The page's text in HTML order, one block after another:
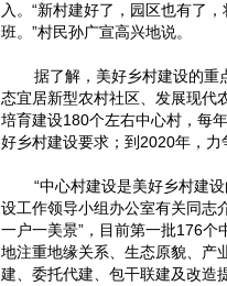
入。“新村建好了，园区也有了
班。”村民孙广宣高兴地说。
据了解，美好乡村建设的重
态宜居新型农村社区、发展现代
培育建设180个左右中心村，每
好乡村建设要求；到2020年，力
“中心村建设是美好乡村建
设工作领导小组办公室有关同志
一户一美景”，目前第一批176
地注重地缘关系、生态原貌、产
建、委托代建、包干联建及改造